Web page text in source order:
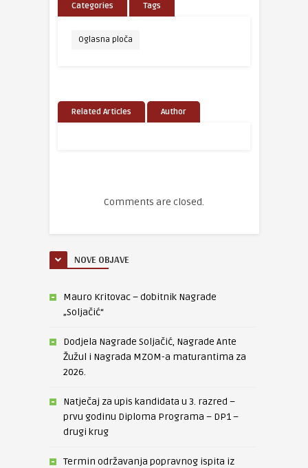
Categories Tags
Oglasna ploča
Related Articles Author
Comments are closed.
NOVE OBJAVE
Mauro Kritovac – dobitnik Nagrade
„Soljačić“
Dodjela Nagrade Soljačić, Nagrade Ante
Žužul i Nagrada MZOM-a maturantima za
2026.
Natječaj za upis kandidata u 3. razred –
prvu godinu Diploma Programa – DP1 –
drugi krug
Termin održavanja popravnog ispita iz